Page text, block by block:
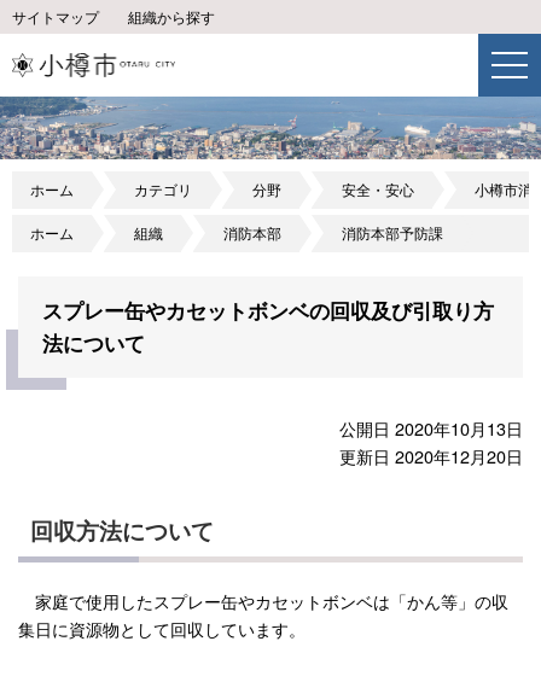
サイトマップ 組織から探す
ホーム カテゴリ 分野 安全・安心 小樽市消
ホーム 組織 消防本部 消防本部予防課
スプレー缶やカセットボンベの回収及び引取り方
法について
公開日 2020年10月13日
更新日 2020年12月20日
回収方法について
家庭で使用したスプレー缶やカセットボンベは「かん等」の収
集日に資源物として回収しています。